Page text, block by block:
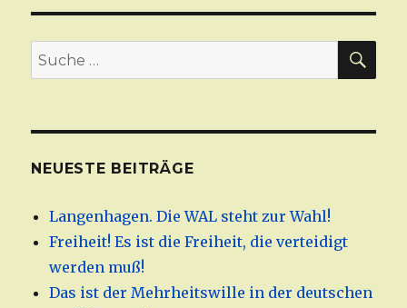
Suche
nach:
NEUESTE BEITRÄGE
Langenhagen. Die WAL steht zur Wahl!
Freiheit! Es ist die Freiheit, die verteidigt
werden muß!
Das ist der Mehrheitswille in der deutschen